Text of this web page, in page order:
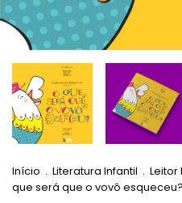
Início . Literatura Infantil .
que será que o vovô esqueceu?